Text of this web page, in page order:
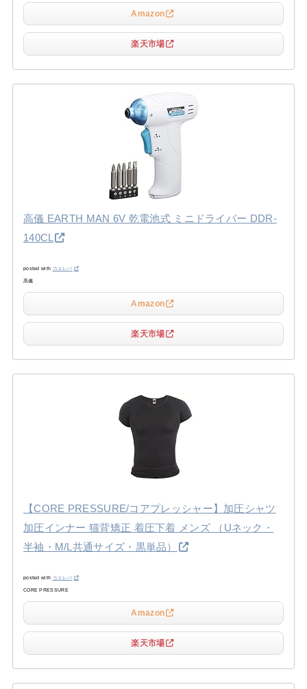
Amazon
楽天市場
高儀 EARTH MAN 6V 乾電池式 ミニドライバー DDR-
140CL
posted with カエレバ
高儀
Amazon
楽天市場
【CORE PRESSURE/コアプレッシャー】加圧シャツ
加圧インナー 猫背矯正 着圧下着 メンズ （Uネック・
半袖・M/L共通サイズ・黒単品）
posted with カエレバ
CORE PRESSURE
Amazon
楽天市場